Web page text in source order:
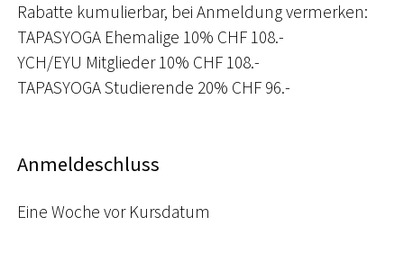
Rabatte kumulierbar, bei Anmeldung vermerken:
TAPASYOGA Ehemalige 10% CHF 108.-
YCH/EYU Mitglieder 10% CHF 108.-
TAPASYOGA Studierende 20% CHF 96.-
Anmeldeschluss
Eine Woche vor Kursdatum